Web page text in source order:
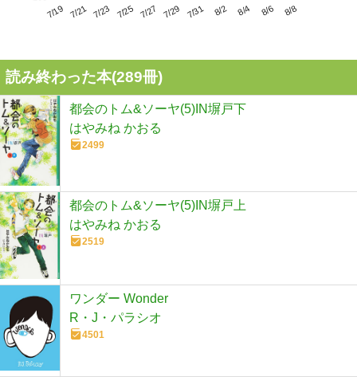
7/19 7/21 7/23 7/25 7/27 7/29 7/31 8/2 8/4 8/6 8/8
読み終わった本(289冊)
都会のトム&ソーヤ(5)IN塀戸下
はやみね かおる
2499
都会のトム&ソーヤ(5)IN塀戸上
はやみね かおる
2519
ワンダー Wonder
R・J・パラシオ
4501